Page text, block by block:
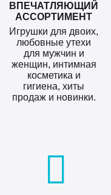
ВПЕЧАТЛЯЮЩИЙ
АССОРТИМЕНТ
Игрушки для двоих,
любовные утехи
для мужчин и
женщин, интимная
косметика и
гигиена, хиты
продаж и новинки.